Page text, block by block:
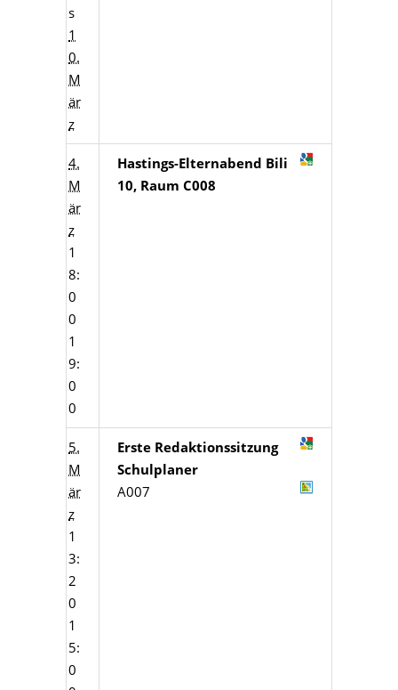
s
1
0.
M
är
z
4.
M
är
z
1
8:
0
0
1
9:
0
0
Hastings-Elternabend Bili
10, Raum C008
5.
M
är
z
1
3:
2
0
1
5:
0
Erste Redaktionssitzung
Schulplaner
A007